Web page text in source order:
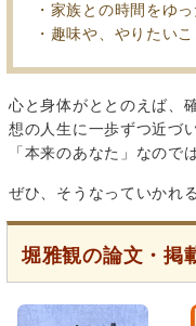
・家族との時間をゆ
・趣味や、やりたい
心と身体がととのえば、
想の人生に一歩ずつ近づ
「本来のあなた」なので
ぜひ、そうなっていかれ
堀雅観の論文・掲